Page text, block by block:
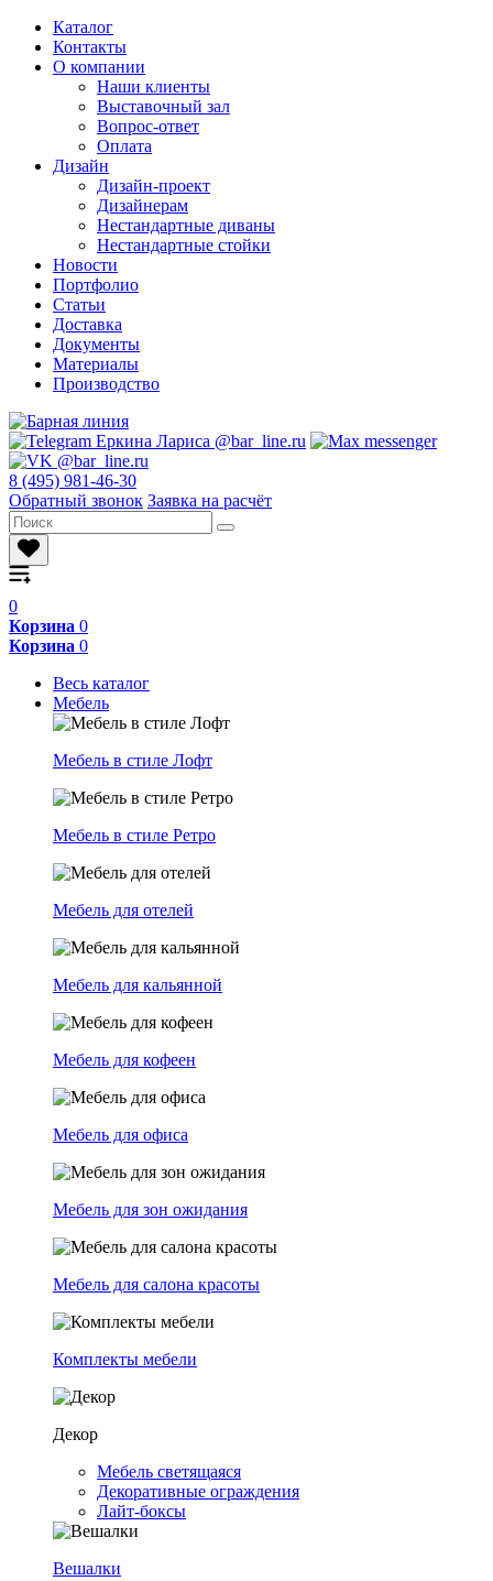
Каталог
Контакты
О компании
Наши клиенты
Выставочный зал
Вопрос-ответ
Оплата
Дизайн
Дизайн-проект
Дизайнерам
Нестандартные диваны
Нестандартные стойки
Новости
Портфолио
Статьи
Доставка
Документы
Материалы
Производство
8 (495) 981-46-30
Обратный звонок Заявка на расчёт
0
Корзина 0
Корзина 0
Весь каталог
Мебель
Мебель в стиле Лофт
Мебель в стиле Ретро
Мебель для отелей
Мебель для кальянной
Мебель для кофеен
Мебель для офиса
Мебель для зон ожидания
Мебель для салона красоты
Комплекты мебели
Декор
Мебель светящаяся
Декоративные ограждения
Лайт-боксы
Вешалки